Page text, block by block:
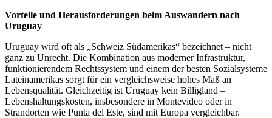
Vorteile und Herausforderungen beim Auswandern nach
Uruguay
Uruguay wird oft als „Schweiz Südamerikas“ bezeichnet – nicht
ganz zu Unrecht. Die Kombination aus moderner Infrastruktur,
funktionierendem Rechtssystem und einem der besten Sozialsysteme
Lateinamerikas sorgt für ein vergleichsweise hohes Maß an
Lebensqualität. Gleichzeitig ist Uruguay kein Billigland –
Lebenshaltungskosten, insbesondere in Montevideo oder in
Strandorten wie Punta del Este, sind mit Europa vergleichbar.